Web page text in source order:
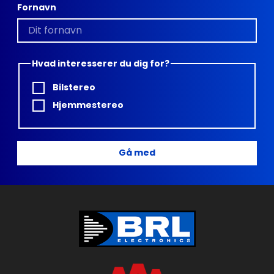
Fornavn
Hvad interesserer du dig for?
Bilstereo
Hjemmestereo
Gå med